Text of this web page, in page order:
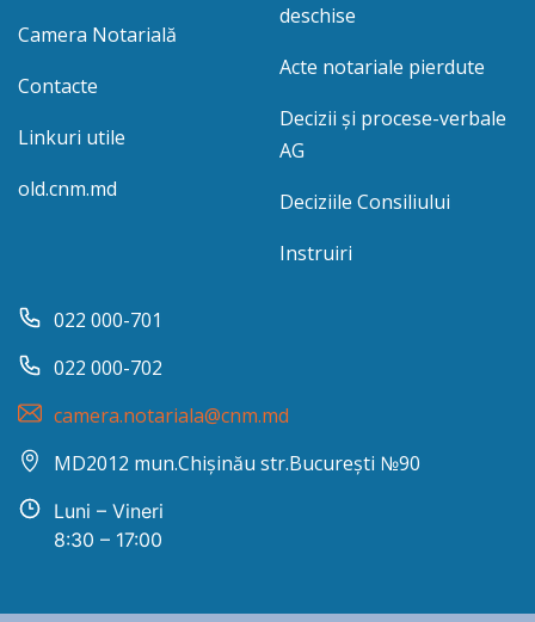
Camera Notarială
Contacte
Linkuri utile
old.cnm.md
deschise
Acte notariale pierdute
Decizii și procese-verbale
AG
Deciziile Consiliului
Instruiri
022 000-701
022 000-702
camera.notariala@cnm.md
MD2012 mun.Chișinău str.București №90
Luni – Vineri
8:30 – 17:00